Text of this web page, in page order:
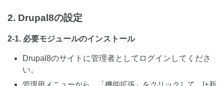
2. Drupal8の設定
2-1. 必要モジュールのインストール
Drupal8のサイトに管理者としてログインしてくださ
い。